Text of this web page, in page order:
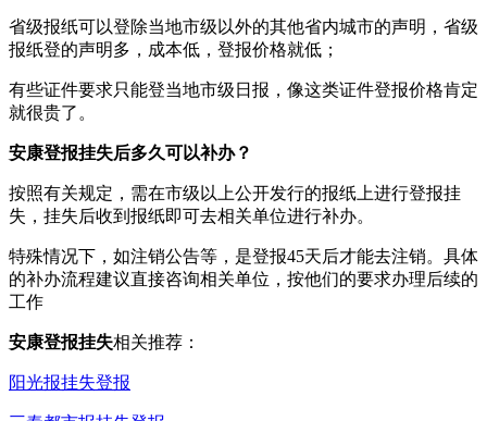
省级报纸可以登除当地市级以外的其他省内城市的声明，省级
报纸登的声明多，成本低，登报价格就低；
有些证件要求只能登当地市级日报，像这类证件登报价格肯定
就很贵了。
安康登报挂失后多久可以补办？
按照有关规定，需在市级以上公开发行的报纸上进行登报挂
失，挂失后收到报纸即可去相关单位进行补办。
特殊情况下，如注销公告等，是登报45天后才能去注销。具体
的补办流程建议直接咨询相关单位，按他们的要求办理后续的
工作
安康登报挂失相关推荐：
阳光报挂失登报